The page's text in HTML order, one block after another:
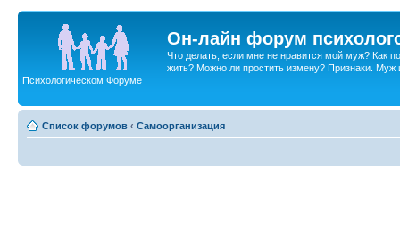
Он-лайн форум
Что делать, если мне не нравится мой муж? Как
жить? Можно ли простить измену? Признаки. Муж
Психологическом Форуме
Список форумов ‹ Самоорганизация